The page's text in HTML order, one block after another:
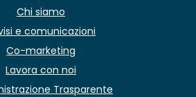
Chi siamo
e comunicazioni
Co-marketing
Lavora con noi
Trasparente